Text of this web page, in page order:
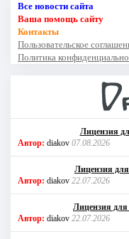
Все новости сайта
Ваша помощь сайту
Контакты
Пользовательское
Политика
Лицензия
Автор: diakov 07.08.2026
Лицензия
Автор: diakov 22.07.2026
Лицензия
Автор: diakov 22.07.2026